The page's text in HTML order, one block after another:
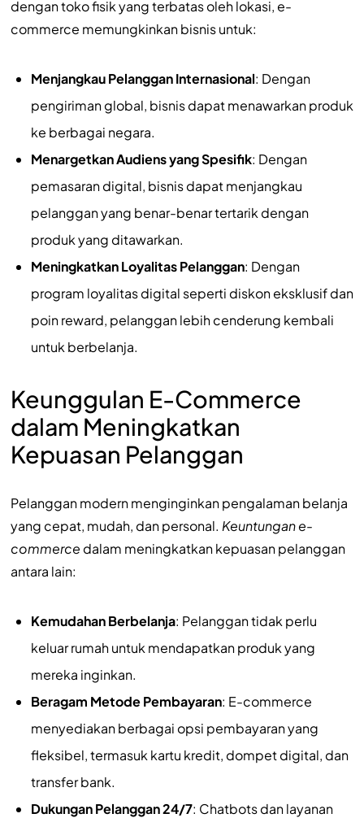
dengan toko fisik yang terbatas oleh lokasi, e-
commerce memungkinkan bisnis untuk:
Menjangkau Pelanggan Internasional: Dengan
pengiriman global, bisnis dapat menawarkan produk
ke berbagai negara.
Menargetkan Audiens yang Spesifik: Dengan
pemasaran digital, bisnis dapat menjangkau
pelanggan yang benar-benar tertarik dengan
produk yang ditawarkan.
Meningkatkan Loyalitas Pelanggan: Dengan
program loyalitas digital seperti diskon eksklusif dan
poin reward, pelanggan lebih cenderung kembali
untuk berbelanja.
Keunggulan E-Commerce
dalam Meningkatkan
Kepuasan Pelanggan
Pelanggan modern menginginkan pengalaman belanja
yang cepat, mudah, dan personal. Keuntungan e-
commerce dalam meningkatkan kepuasan pelanggan
antara lain:
Kemudahan Berbelanja: Pelanggan tidak perlu
keluar rumah untuk mendapatkan produk yang
mereka inginkan.
Beragam Metode Pembayaran: E-commerce
menyediakan berbagai opsi pembayaran yang
fleksibel, termasuk kartu kredit, dompet digital, dan
transfer bank.
Dukungan Pelanggan 24/7: Chatbots dan layanan